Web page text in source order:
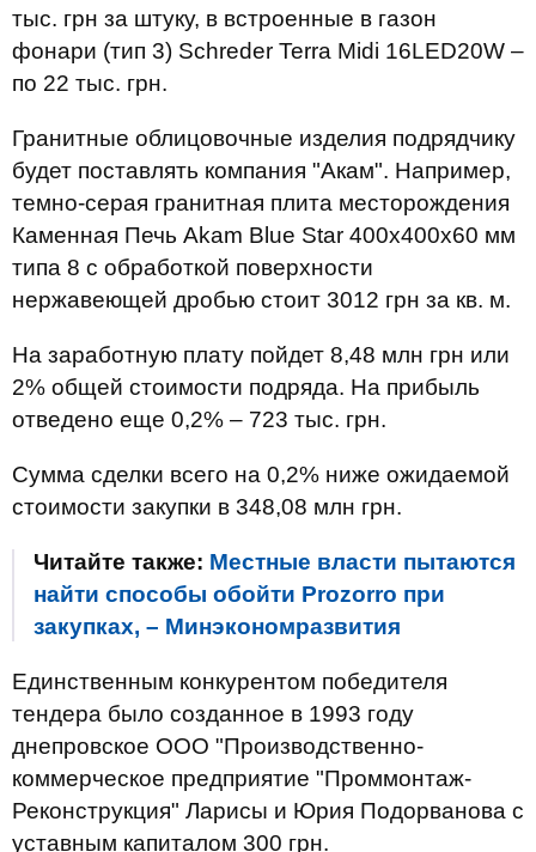
тыс. грн за штуку, в встроенные в газон
фонари (тип 3) Schreder Terra Midi 16LED20W –
по 22 тыс. грн.
Гранитные облицовочные изделия подрядчику
будет поставлять компания "Акам". Например,
темно-серая гранитная плита месторождения
Каменная Печь Akam Blue Star 400х400х60 мм
типа 8 с обработкой поверхности
нержавеющей дробью стоит 3012 грн за кв. м.
На заработную плату пойдет 8,48 млн грн или
2% общей стоимости подряда. На прибыль
отведено еще 0,2% – 723 тыс. грн.
Сумма сделки всего на 0,2% ниже ожидаемой
стоимости закупки в 348,08 млн грн.
Читайте также: Местные власти пытаются
найти способы обойти Prozorro при
закупках, – Минэкономразвития
Единственным конкурентом победителя
тендера было созданное в 1993 году
днепровское ООО "Производственно-
коммерческое предприятие "Проммонтаж-
Реконструкция" Ларисы и Юрия Подорванова с
уставным капиталом 300 грн.